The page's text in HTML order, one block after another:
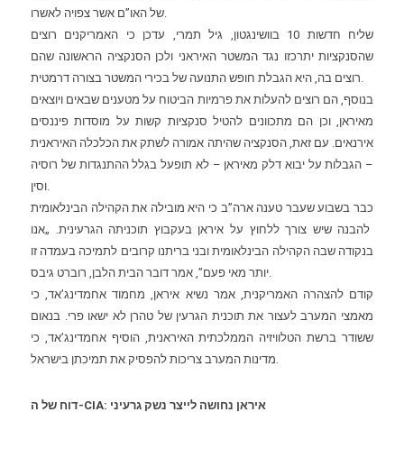
של האו”ם אשר צפויה לאשרו.
שליח חדשות 10 בוושינגטון, גיל תמרי, עדכן כי האמריקנים רוצים
שהסנקציות יתרכזו נגד המשטר האיראני ולכן הסנקציה הראשונה שהם
רוצים בה, היא הגבלת חופש התנועה של בכירי המשטר בצורה דרמטית.
בנוסף, הם רוצים להעלות את פרמיות הביטוח על מטענים שבאים ויוצאים
מאיראן, וכן הם מתכוונים להטיל סנקציות קשות על מוסדות פיננסים
אירנאים. עם זאת, הסנקציה שהיתה אמורה לשתק את הכלכלה האיראנית
– הגבלות על יבוא דלק מאיראן – לא תופעל בגלל ההתנגדות של רוסיה
וסין.
כבר בשבוע שעבר טענה ארה”ב כי היא מובילה את הקהילה הבינלאומית
להבנה שיש צורך ללחוץ על איראן בעקבוץ תוכניתה הגרעינית. „אנו
בנקודה שבה הקהילה הבינלאומית ובני בריתנו קרובים לתמיכה בעמדה זו
יותר מאי פעם”, אמר דובר הבית הלבן, רוברט גיבס.
קודם להצהרה האמריקנית,אמר נשיא איראן, מחמוד אחמדינג’אד, כי
מאמצי המערב לעצור את תוכנית הגרעין של טהרן לא ישאו פרי. בנאום
ששודר ברשת הטלוויזיה הממלכתית האיראנית, הוסיף אחמדינג’אד, כי
מדינות המערב צריכות להפסיק את תמיכתן בישראל.
דוח של ה-CIA: איראן נחושה לייצר נשק גרעיני